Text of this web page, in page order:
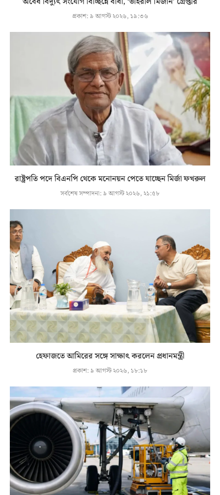
প্রকাশ: ৯ আগস্ট ২০২৬, ১৯:৩৬
রাষ্ট্রপতি পদে বিএনপি থেকে মনোনয়ন পেতে যাচ্ছেন মির্জা ফখরুল
সর্বশেষ সম্পাদনা: ৯ আগস্ট ২০২৬, ২১:৫৮
হেফাজতে আমিরের সঙ্গে সাক্ষাৎ করলেন প্রধানমন্ত্রী
প্রকাশ: ৯ আগস্ট ২০২৬, ১৮:১৮